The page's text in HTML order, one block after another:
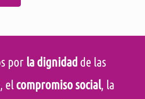
por la dignidadde las
el compromiso social, la